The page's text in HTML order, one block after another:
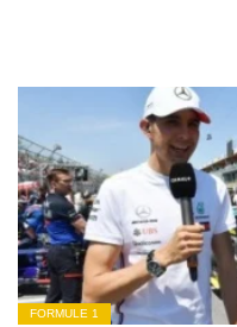
FORMULE 1